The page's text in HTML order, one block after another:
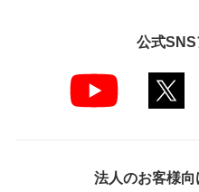
公式
法人のお客様